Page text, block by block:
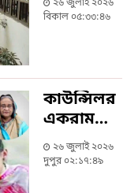
মামলায়
মৃত্যুদণ্ড
২৬ জুলাই ২০২৬
বিকাল ০৫:৩৩:৪৬
কাউন্সিলর
একরাম
হত্যা:
হাসিনাসহ
২৬ জুলাই ২০২৬
দুপুর ০২:১৭:৪৯